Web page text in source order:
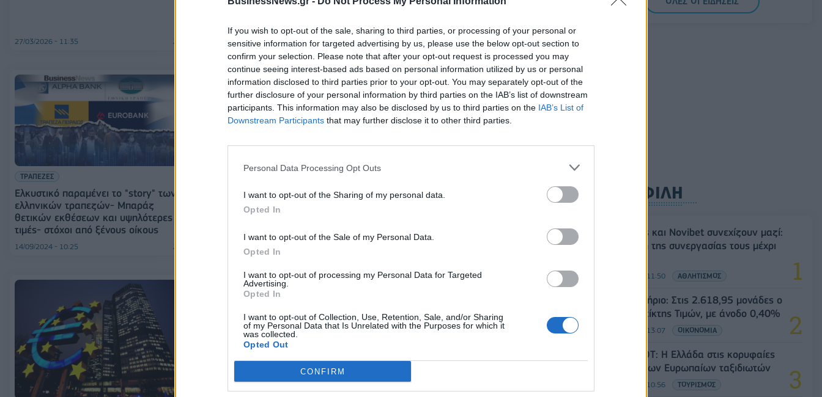
If you wish to opt-out of the sale, sharing to third parties, or processing of your personal or
sensitive information for targeted advertising by us, please use the below opt-out section to
confirm your selection. Please note that after your opt-out request is processed you may
continue seeing interest-based ads based on personal information utilized by us or personal
information disclosed to third parties prior to your opt-out. You may separately opt-out of the
further disclosure of your personal information by third parties on the IAB’s list of downstream
participants. This information may also be disclosed by us to third parties on the IAB’s List of
Downstream Participants that may further disclose it to other third parties.
Personal Data Processing Opt Outs
I want to opt-out of the Sharing of my personal data.
Opted In
I want to opt-out of the Sale of my Personal Data.
Opted In
I want to opt-out of processing my Personal Data for Targeted
Advertising.
Opted In
I want to opt-out of Collection, Use, Retention, Sale, and/or Sharing
of my Personal Data that Is Unrelated with the Purposes for which it
was collected.
Opted Out
CONFIRM
27/03/2026 - 11:35
2025
25/02/2026 - 12:42 22/10/2025 - 14:41
ΤΡΑΠΕΖΕΣ
Ελκυστικό παραμένει το "story" των
ελληνικών τραπεζών- Μπαράζ
θετικών εκθέσεων και υψηλότερες
τιμές- στόχοι από ξένους οίκους
14/09/2024 - 10:25
Ιστορικό καλοκαίρι για τις ελληνικές
τράπεζες
28/07/2024 - 09:38
ΤΡΑΠΕΖΕΣ
ΤΡΑΠΕΖΕΣ
ΔΗΜΟΦΙΛΗ
Ατρόμητος και Novibet συνεχίζουν μαζί:
Ανανέωση της συνεργασίας τους μέχρι
07/08/2026 - 11:50 ΑΘΛΗΤΙΣΜΟΣ
Χρηματιστήριο: Στις 2.618,95 μονάδες ο
Γενικός Δείκτης Τιμών, με άνοδο 0,40%
07/08/2026 - 13:07 ΟΙΚΟΝΟΜΙΑ
Έρευνα ΕΟΤ: Η Ελλάδα στις κορυφαίες
επιλογές των Ευρωπαίων ταξιδιωτών
07/08/2026 - 10:56 ΤΟΥΡΙΣΜΟΣ